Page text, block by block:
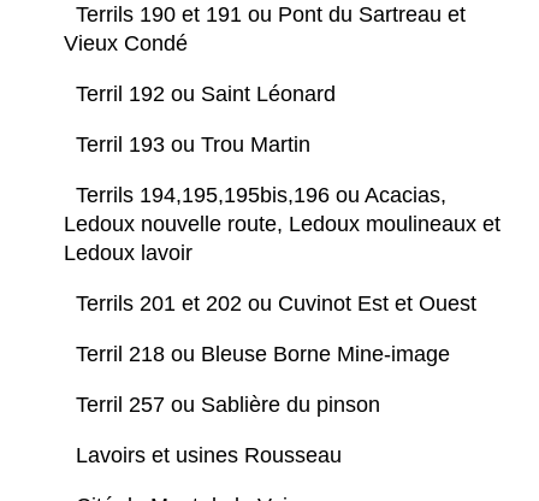
Terrils 190 et 191 ou Pont du Sartreau et
Vieux Condé
Terril 192 ou Saint Léonard
Terril 193 ou Trou Martin
Terrils 194,195,195bis,196 ou Acacias,
Ledoux nouvelle route, Ledoux moulineaux et
Ledoux lavoir
Terrils 201 et 202 ou Cuvinot Est et Ouest
Terril 218 ou Bleuse Borne Mine-image
Terril 257 ou Sablière du pinson
Lavoirs et usines Rousseau